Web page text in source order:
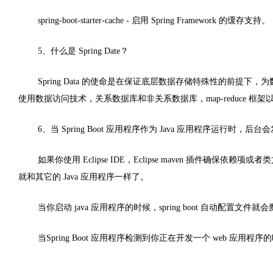
spring-boot-starter-cache - 启用 Spring Framework 的缓存支持。
5、什么是 Spring Date？
Spring Data 的使命是在保证底层数据存储特殊性的前提下，
使用数据访问技术，关系数据库和非关系数据库，map-reduce 框架
6、当 Spring Boot 应用程序作为 Java 应用程序运行时，后台
如果你使用 Eclipse IDE，Eclipse maven 插件确保依赖项或
就和其它的 Java 应用程序一样了。
当你启动 java 应用程序的时候，spring boot 自动配置文件就会
当Spring Boot 应用程序检测到你正在开发一个 web 应用程序